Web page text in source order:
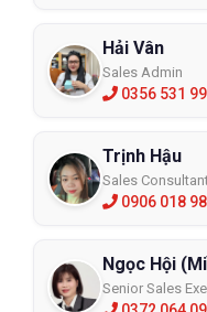
Kết luận
Mũ phòng cháy chữa
chuyên dụng đáp ứng
Hải Vân
Sales Admin
0356 531
Trịnh Hậu
Sales
0906 018
Ngọc Hội
Senior Sales